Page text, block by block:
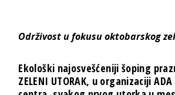
Održivost u fokusu oktobarskog
Ekološki najosvešćeniji šoping
ZELENI UTORAK, u organizacijiADA